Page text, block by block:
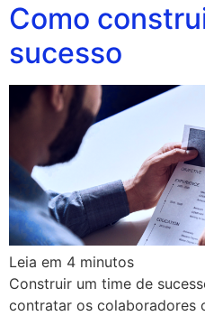
Como
sucesso
Leia em 4 minutos
Construir um time de
contratar os colaboradores